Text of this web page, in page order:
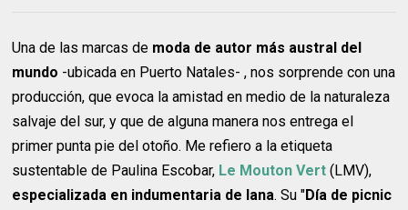
Una de las marcas de moda de autor más austral del
mundo -ubicada en Puerto Natales- , nos sorprende con una
producción, que evoca la amistad en medio de la naturaleza
salvaje del sur, y que de alguna manera nos entrega el
primer punta pie del otoño. Me refiero a la etiqueta
sustentable de Paulina Escobar, Le Mouton Vert (LMV),
especializada en indumentaria de lana. Su "Día de picnic